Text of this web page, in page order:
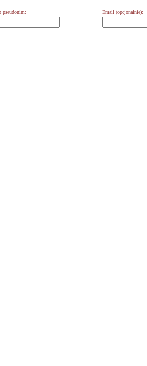
pseudonim: Email (opcjonalnie):